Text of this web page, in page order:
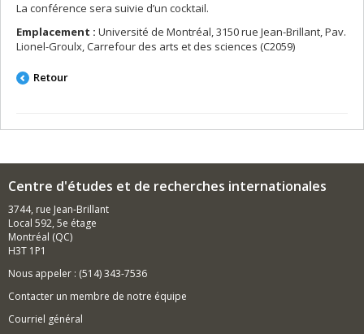
La conférence sera suivie d’un cocktail.
Emplacement : Université de Montréal, 3150 rue Jean-Brillant, Pav.
Lionel-Groulx, Carrefour des arts et des sciences (C2059)
Retour
Centre d'études et de recherches internationales
3744, rue Jean-Brillant
Local 592, 5e étage
Montréal (QC)
H3T 1P1
Nous appeler : (514) 343-7536
Contacter un membre de notre équipe
Courriel général